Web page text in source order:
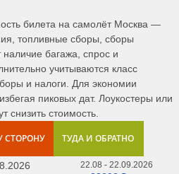
билета на самолёт Москва —
топливные сборы, сборы
багажа, спрос и
учитываются класс
и налоги. Для экономии
пиковых дат. Лоукостеры или
снизить стоимость.
СТОРОНУ ТУДА И ОБРАТНО
22.08 - 22.09.2026